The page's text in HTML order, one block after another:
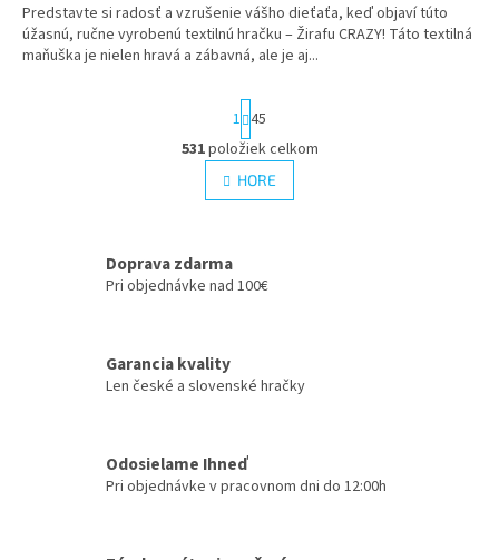
Predstavte si radosť a vzrušenie vášho dieťaťa, keď objaví túto
úžasnú, ručne vyrobenú textilnú hračku – Žirafu CRAZY! Táto textilná
maňuška je nielen hravá a zábavná, ale je aj...
O
v
l
c
v
v
p
t
r
á
n
k
n
i
1 45
531položiek celkom
HORE
Doprava zdarma
Pri objednávke nad 100€
Garancia kvality
Len české a slovenské hračky
Odosielame Ihneď
Pri objednávke v pracovnom dni do 12:00h